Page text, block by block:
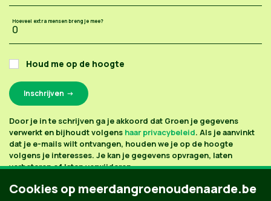
Hoeveel extra mensen breng je mee?
Houd me op de hoogte
Door je in te schrijven ga je akkoord dat Groen je gegevens
verwerkt en bijhoudt volgens haar privacybeleid. Als je aanvinkt
dat je e-mails wilt ontvangen, houden we je op de hoogte
volgens je interesses. Je kan je gegevens opvragen, laten
verbeteren of laten verwijderen.
Cookies op meerdangroenoudenaarde.be